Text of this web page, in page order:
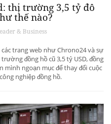
thị trường 3,5 tỷ đô
thế nào?
& Business
trang web như Chrono24 và sự
đồng hồ cũ 3,5 tỷ USD, đồng
mình ngoạn mục để thay đổi cuộc
nghiệp đồng hồ.